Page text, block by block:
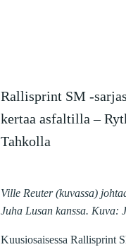
Rallisprint SM -
kertaa asfaltilla –
Tahkolla
Ville Reuter (kuvassa)
Juha Lusan kanssa. Kuva:
Kuusiosaisessa Rallisprint